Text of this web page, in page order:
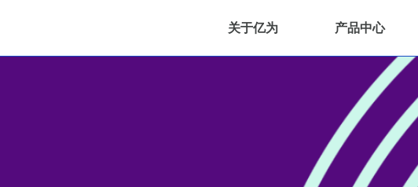
关于亿为 产品中心